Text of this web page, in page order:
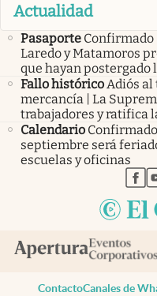
Actualidad
Pasaporte Confirmado
Laredo y Matamoros
que hayan postergado
Fallo históricoAdiós al
mercancía | La
trabajadores y ratifica
Calendario
septiembre será
escuelas y oficinas
ContactoCanales de